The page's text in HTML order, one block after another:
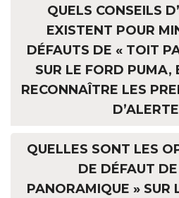
QUELS CONSEILS
EXISTENT POUR
DÉFAUTS DE « TOIT
SUR LE FORD PUMA,
RECONNAÎTRE LES
QUELLES SONT LES
DE DÉFAUT
PANORAMIQUE » SUR